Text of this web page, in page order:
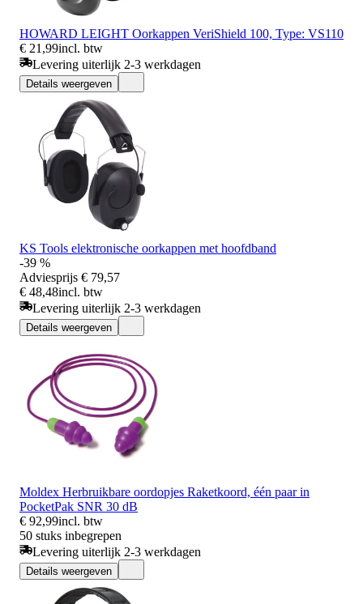
HOWARD LEIGHT Oorkappen VeriShield 100, Type: VS110
€ 21,99incl. btw
Levering uiterlijk 2-3 werkdagen
Details weergeven
KS Tools elektronische oorkappen met hoofdband
-39 %
Adviesprijs € 79,57
€ 48,48incl. btw
Levering uiterlijk 2-3 werkdagen
Details weergeven
Moldex Herbruikbare oordopjes Raketkoord, één paar in
PocketPak SNR 30 dB
€ 92,99incl. btw
50 stuks inbegrepen
Levering uiterlijk 2-3 werkdagen
Details weergeven